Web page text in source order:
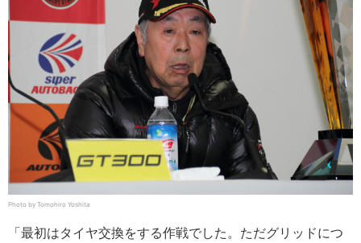
Photo by Tomohiro Yoshita
「最初はタイヤ交換をする作戦でした。ただグリッドにつ